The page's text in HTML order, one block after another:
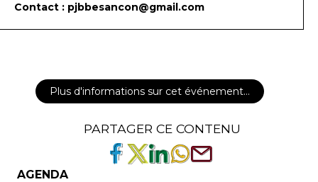
Contact : pjbbesancon@gmail.com
Plus d'informations sur cet événement…
PARTAGER CE CONTENU
AGENDA